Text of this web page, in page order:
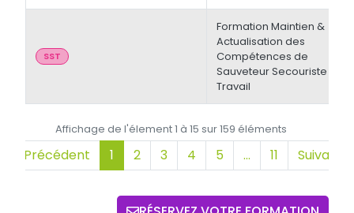
SST
Formation Maintien &
Actualisation des
Compétences de
Sauveteur Secouriste du
Travail
Affichage de l'élement 1 à 15 sur 159 éléments
Précédent 1 2 3 4 5 … 11 Suivant